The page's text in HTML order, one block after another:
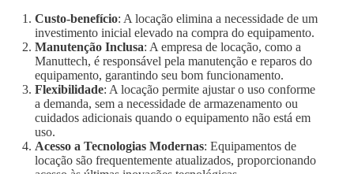
Custo-benefício: A locação elimina a necessidade de um
investimento inicial elevado na compra do equipamento.
Manutenção Inclusa: A empresa de locação, como a
Manuttech, é responsável pela manutenção e reparos do
equipamento, garantindo seu bom funcionamento.
Flexibilidade: A locação permite ajustar o uso conforme
a demanda, sem a necessidade de armazenamento ou
cuidados adicionais quando o equipamento não está em
uso.
Acesso a Tecnologias Modernas: Equipamentos de
locação são frequentemente atualizados, proporcionando